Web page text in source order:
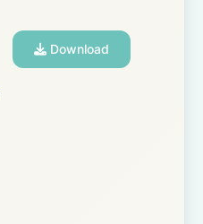
Download